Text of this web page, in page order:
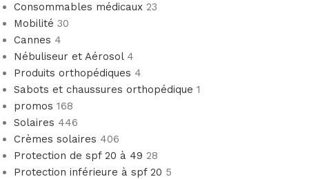
Consommables médicaux 23
Mobilité 30
Cannes 4
Nébuliseur et Aérosol 4
Produits orthopédiques 4
Sabots et chaussures orthopédique 1
promos 168
Solaires 446
Crèmes solaires 406
Protection de spf 20 à 49 28
Protection inférieure à spf 20 5